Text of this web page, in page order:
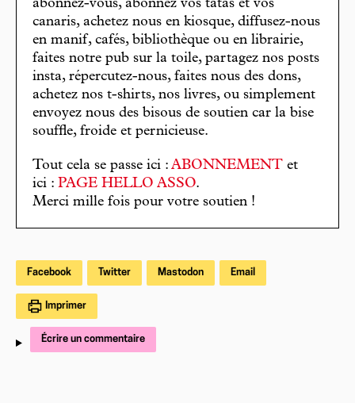
abonnez-vous, abonnez vos tatas et vos
canaris, achetez nous en kiosque, diffusez-nous
en manif, cafés, bibliothèque ou en librairie,
faites notre pub sur la toile, partagez nos posts
insta, répercutez-nous, faites nous des dons,
achetez nos t-shirts, nos livres, ou simplement
envoyez nous des bisous de soutien car la bise
souffle, froide et pernicieuse.
Tout cela se passe ici : ABONNEMENT et
ici : PAGE HELLO ASSO.
Merci mille fois pour votre soutien !
Facebook Twitter Mastodon Email
Imprimer
Écrire un commentaire